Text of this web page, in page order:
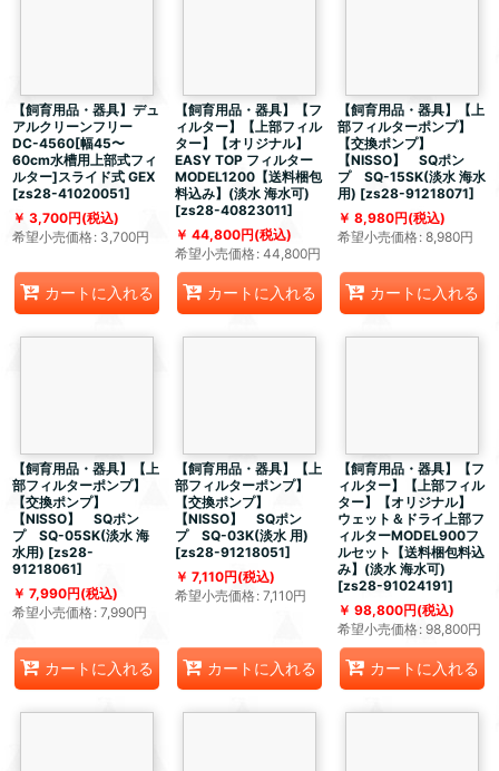
【飼育用品・器具】デュ
アルクリーンフリー
DC-4560[幅45〜
60cm水槽用上部式フィ
ルター]スライド式 GEX
[zs28-41020051]
3,700円(税込)
希望小売価格: 3,700円
カートに入れる
【飼育用品・器具】【フ
ィルター】【上部フィル
ター】【オリジナル】
EASY TOP フィルター
MODEL1200【送料梱包
料込み】(淡水 海水可)
[zs28-40823011]
44,800円(税込)
希望小売価格: 44,800円
カートに入れる
【飼育用品・器具】【上
部フィルターポンプ】
【交換ポンプ】
【NISSO】 SQポン
プ SQ-15SK(淡水 海水
用) [zs28-91218071]
8,980円(税込)
希望小売価格: 8,980円
カートに入れる
【飼育用品・器具】【上
部フィルターポンプ】
【交換ポンプ】
【NISSO】 SQポン
プ SQ-05SK(淡水 海
水用) [zs28-
91218061]
7,990円(税込)
希望小売価格: 7,990円
カートに入れる
【飼育用品・器具】【上
部フィルターポンプ】
【交換ポンプ】
【NISSO】 SQポン
プ SQ-03K(淡水 用)
[zs28-91218051]
7,110円(税込)
希望小売価格: 7,110円
カートに入れる
【飼育用品・器具】【フ
ィルター】【上部フィル
ター】【オリジナル】
ウェット＆ドライ上部フ
ィルターMODEL900フ
ルセット【送料梱包料込
み】(淡水 海水可)
[zs28-91024191]
98,800円(税込)
希望小売価格 : 98,800円
カートに入れる